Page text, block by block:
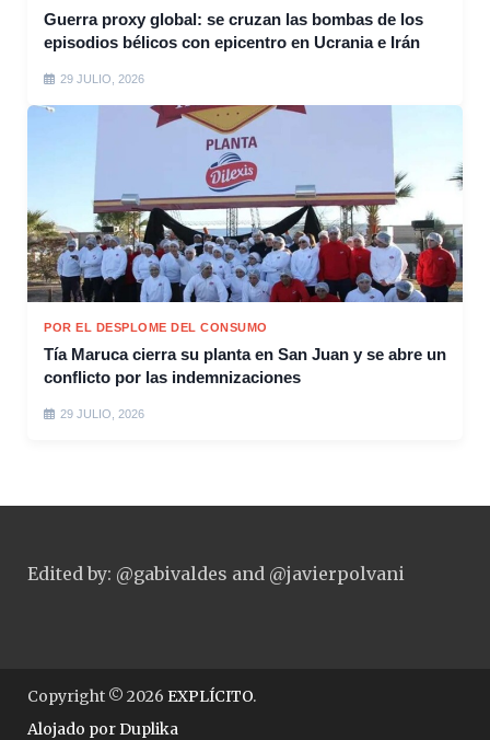
Guerra proxy global: se cruzan las bombas de los
episodios bélicos con epicentro en Ucrania e Irán
29 JULIO, 2026
POR EL DESPLOME DEL CONSUMO
Tía Maruca cierra su planta en San Juan y se abre un
conflicto por las indemnizaciones
29 JULIO, 2026
Edited by: @gabivaldes and @javierpolvani
Copyright © 2026 EXPLÍCITO.
Alojado por Duplika